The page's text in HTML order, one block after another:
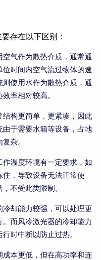
存在以下区别：
气作为散热介质，通常通
时间内空气流过物体的速
使用水作为散热介质，通
率相对较高。
构更简单，更紧凑，因此
于需要水箱等设备，占地
杂。
温度环境有一定要求，如
，导致设备无法正常使
不受此类限制。
冷却能力较强，可以处理更
而风冷激光器的冷却能力
时中断以防止过热。
本更低，但在高功率和连